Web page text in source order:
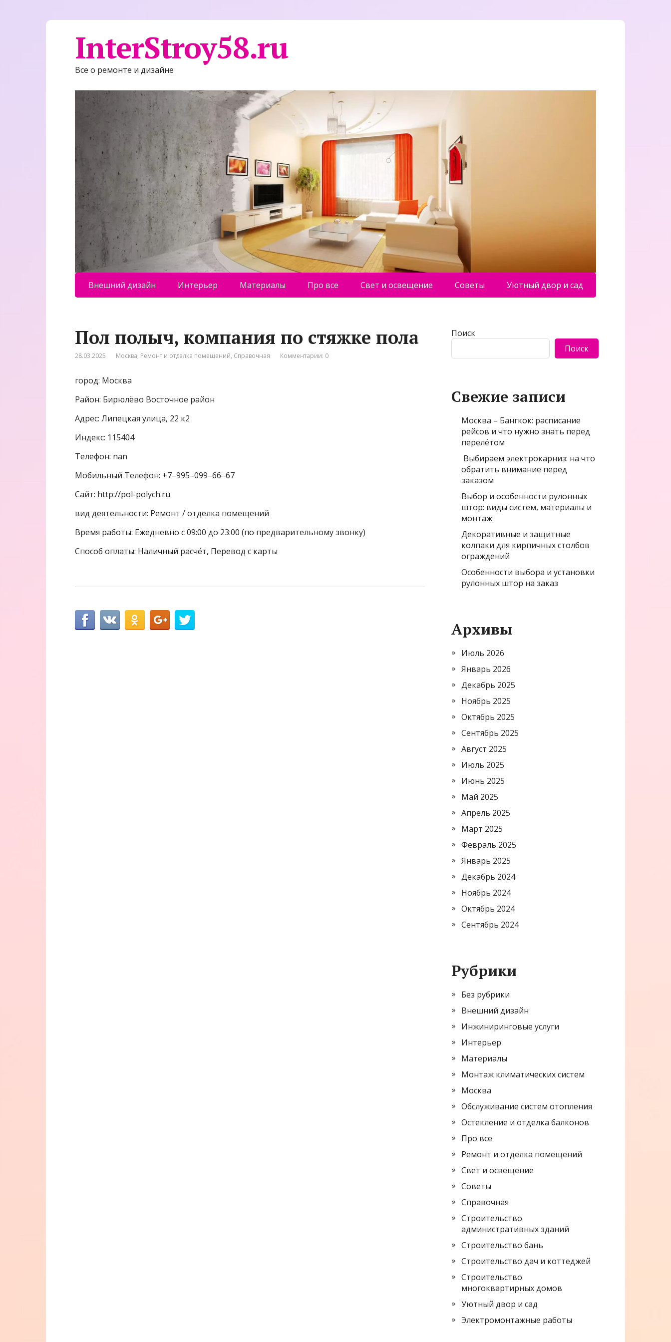
InterStroy58.ru
Все о ремонте и дизайне
Внешний дизайн Интерьер Материалы Про все Свет и освещение Советы Уютный двор и сад
Пол полыч, компания по стяжке пола
28.03.2025 Москва, Ремонт и отделка помещений, Справочная Комментарии: 0
город: Москва
Район: Бирюлёво Восточное район
Адрес: Липецкая улица, 22 к2
Индекс: 115404
Телефон: nan
Мобильный Телефон: +7‒995‒099‒66‒67
Сайт: http://pol-polych.ru
вид деятельности: Ремонт / отделка помещений
Время работы: Ежедневно с 09:00 до 23:00 (по предварительному звонку)
Способ оплаты: Наличный расчёт, Перевод с карты
Поиск
Поиск
Свежие записи
Москва – Бангкок: расписание
рейсов и что нужно знать перед
перелётом
Выбираем электрокарниз: на что
обратить внимание перед
заказом
Выбор и особенности рулонных
штор: виды систем, материалы и
монтаж
Декоративные и защитные
колпаки для кирпичных столбов
ограждений
Особенности выбора и установки
рулонных штор на заказ
Архивы
Июль 2026
Январь 2026
Декабрь 2025
Ноябрь 2025
Октябрь 2025
Сентябрь 2025
Август 2025
Июль 2025
Июнь 2025
Май 2025
Апрель 2025
Март 2025
Февраль 2025
Январь 2025
Декабрь 2024
Ноябрь 2024
Октябрь 2024
Сентябрь 2024
Рубрики
Без рубрики
Внешний дизайн
Инжиниринговые услуги
Интерьер
Материалы
Монтаж климатических систем
Москва
Обслуживание систем отопления
Остекление и отделка балконов
Про все
Ремонт и отделка помещений
Свет и освещение
Советы
Справочная
Строительство
административных зданий
Строительство бань
Строительство дач и коттеджей
Строительство
многоквартирных домов
Уютный двор и сад
Электромонтажные работы